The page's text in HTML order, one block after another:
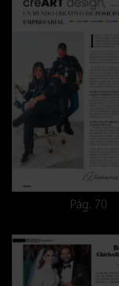
Pág. 70